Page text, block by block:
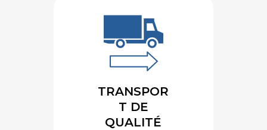
TRANSPOR
T DE
QUALITÉ